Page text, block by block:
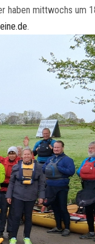
haben mittwochs um
.